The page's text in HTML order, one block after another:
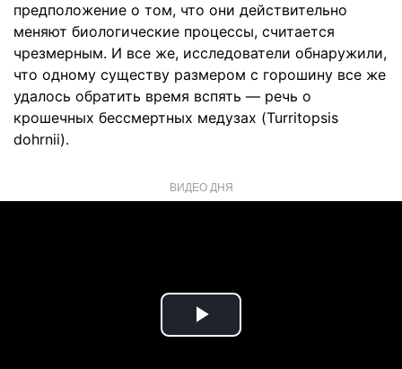
предположение о том, что они действительно
меняют биологические процессы, считается
чрезмерным. И все же, исследователи обнаружили,
что одному существу размером с горошину все же
удалось обратить время вспять — речь о
крошечных бессмертных медузах (Turritopsis
dohrnii).
ВИДЕО ДНЯ
Play